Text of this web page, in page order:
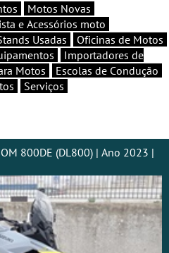
Motos Novas
e Acessórios moto
Usadas
Oficinas de Motos
Importadores de
Motos
Escolas de Condução
Serviços
800DE (DL800) | Ano 2023 |